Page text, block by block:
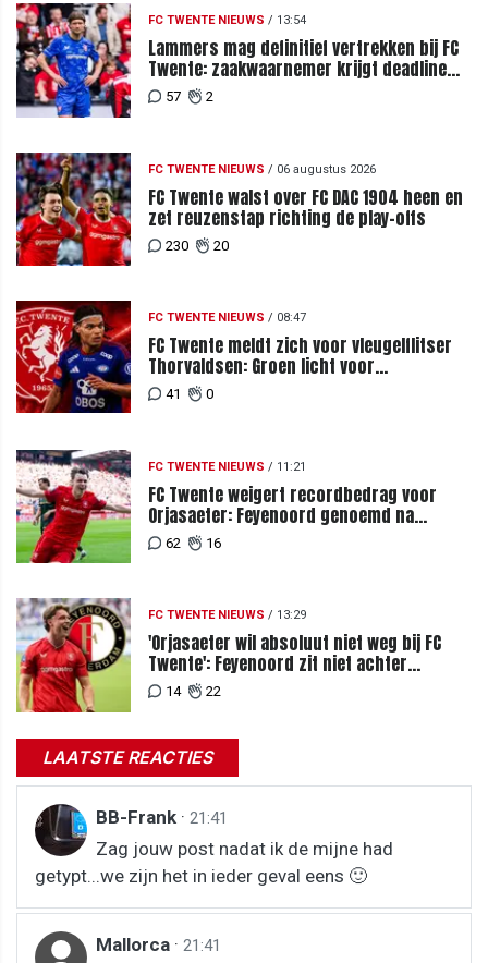
FC TWENTE NIEUWS / 13:54
Lammers mag definitief vertrekken bij FC
Twente: zaakwaarnemer krijgt deadline
vanwege komst vervanger
57 2
FC TWENTE NIEUWS / 06 augustus 2026
FC Twente walst over FC DAC 1904 heen en
zet reuzenstap richting de play-offs
230 20
FC TWENTE NIEUWS / 08:47
FC Twente meldt zich voor vleugelflitser
Thorvaldsen: Groen licht voor
miljoenenbod
41 0
FC TWENTE NIEUWS / 11:21
FC Twente weigert recordbedrag voor
Orjasaeter: Feyenoord genoemd na
megabod
62 16
FC TWENTE NIEUWS / 13:29
'Orjasaeter wil absoluut niet weg bij FC
Twente': Feyenoord zit niet achter
recordbod
14 22
LAATSTE REACTIES
BB-Frank · 21:41
Zag jouw post nadat ik de mijne had
getypt...we zijn het in ieder geval eens 🙂
Mallorca · 21:41